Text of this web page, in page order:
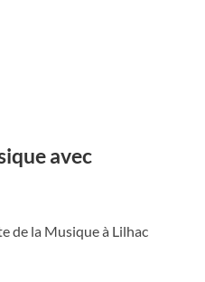
avec
de la Musique à Lilhac